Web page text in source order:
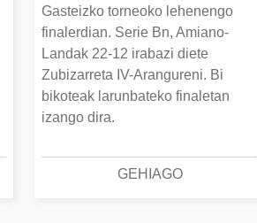
Gasteizko torneoko lehenengo
finalerdian. Serie Bn, Amiano-
Landak 22-12 irabazi diete
Zubizarreta IV-Arangureni. Bi
bikoteak larunbateko finaletan
izango dira.
GEHIAGO